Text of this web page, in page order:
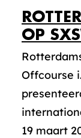
OP
Offcourse
19 maart